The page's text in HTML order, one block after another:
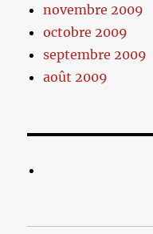
novembre 2009
octobre 2009
septembre 2009
août 2009